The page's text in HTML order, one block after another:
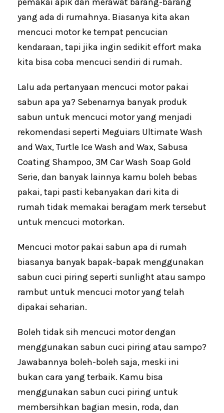
o
o
k
A
p
yang ada di rumahnya. Biasanya kita akan
mencuci motor ke tempat pencucian
kendaraan, tapi jika ingin sedikit effort maka
kita bisa coba mencuci sendiri di rumah.
Lalu ada pertanyaan mencuci motor pakai
sabun apa ya? Sebenarnya banyak produk
sabun untuk mencuci motor yang menjadi
rekomendasi seperti Meguiars Ultimate Wash
and Wax, Turtle Ice Wash and Wax, Sabusa
Coating Shampoo, 3M Car Wash Soap Gold
Serie, dan banyak lainnya kamu boleh bebas
pakai, tapi pasti kebanyakan dari kita di
rumah tidak memakai beragam merk tersebut
untuk mencuci motorkan.
Mencuci motor pakai sabun apa di rumah
biasanya banyak bapak-bapak menggunakan
sabun cuci piring seperti sunlight atau sampo
rambut untuk mencuci motor yang telah
dipakai seharian.
Boleh tidak sih mencuci motor dengan
menggunakan sabun cuci piring atau sampo?
Jawabannya boleh-boleh saja, meski ini
bukan cara yang terbaik. Kamu bisa
menggunakan sabun cuci piring untuk
membersihkan bagian mesin, roda, dan